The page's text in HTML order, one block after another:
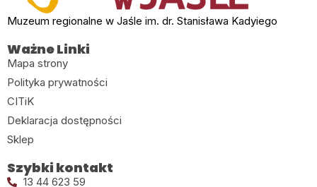
Muzeum regionalne w Jaśle im. dr. Stanisława Kadyiego
Ważne Linki
Mapa strony
Polityka prywatności
CITiK
Deklaracja dostępności
Sklep
Szybki kontakt
13 44 623 59